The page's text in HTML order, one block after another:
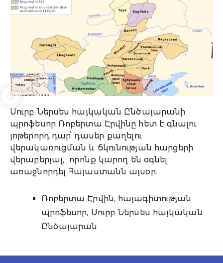
Սուրբ Ներսես հայկական Ընծայարանի
պրոֆեսոր Ռոբերտա Էրվինը հետ է գնալու
յոթերորդ դար՝ դասեր քաղելու
վերակառուցման և ճկունության հարցերի
վերաբերյալ, որոնք կարող են օգնել
առաջնորդել Հայաստանն այսօր:
Ռոբերտա Էրվին, հայագիտության
պրոֆեսոր, Սուրբ Ներսես հայկական
Ընծայարան